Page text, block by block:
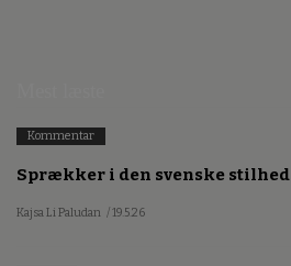
Kommentar
Sprækker i den svenske stilhed
Kajsa Li Paludan / 19.5.26